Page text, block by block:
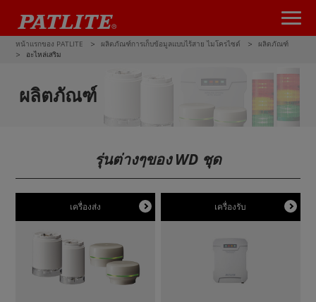
หน้าแรกของ PATLITE ผลิตภัณฑ์การเก็บข้อมูลแบบไร้สาย ไมโครไซต์
ผลิตภัณฑ์
อะไหล่เสริม
ผลิตภัณฑ์
รุ่นต่างๆของ WD ชุด
เครื่องส่ง เครื่องรับ